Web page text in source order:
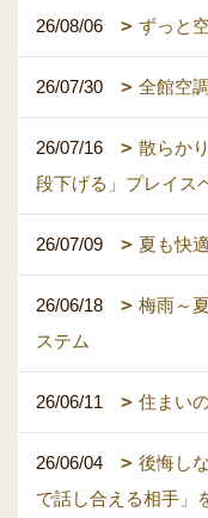
26/08/06 ずっと
26/07/30 全館空
26/07/16
散らか
段下げる」プレイス
26/07/09 夏も快
26/06/18
梅雨～
ステム
26/06/11 住まい
26/06/04
後悔し
で話し合える相手」